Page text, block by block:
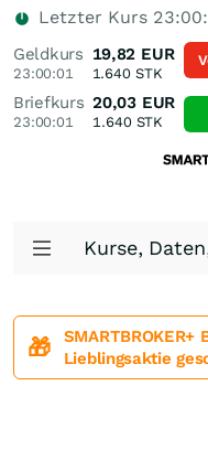
Letzter Kurs
Geldkurs
23:00:01
19,82 EUR
1.640STK
Briefkurs
23:00:01
20,03 EUR
1.640STK
Kurse,
🎁
Lieblingsaktie